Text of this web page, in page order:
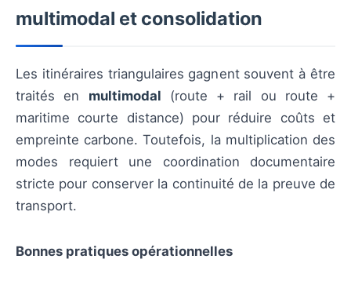
multimodal et consolidation
Les itinéraires triangulaires gagnent souvent à être
traités en multimodal (route + rail ou route +
maritime courte distance) pour réduire coûts et
empreinte carbone. Toutefois, la multiplication des
modes requiert une coordination documentaire
stricte pour conserver la continuité de la preuve de
transport.
Bonnes pratiques opérationnelles